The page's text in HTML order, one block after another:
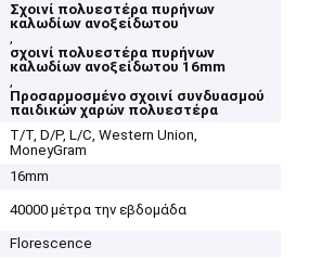
Σχοινί πολυεστέρα πυρήνων
καλωδίων ανοξείδωτου
,
σχοινί πολυεστέρα πυρήνων
καλωδίων ανοξείδωτου 16mm
,
Προσαρμοσμένο σχοινί συνδυασμού
παιδικών χαρών πολυεστέρα
T/T, D/P, L/C, Western Union,
MoneyGram
16mm
40000 μέτρα την εβδομάδα
Florescence